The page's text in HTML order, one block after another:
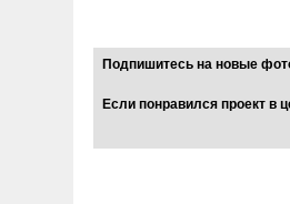
Подпишитесь на новые
Если понравился проект в